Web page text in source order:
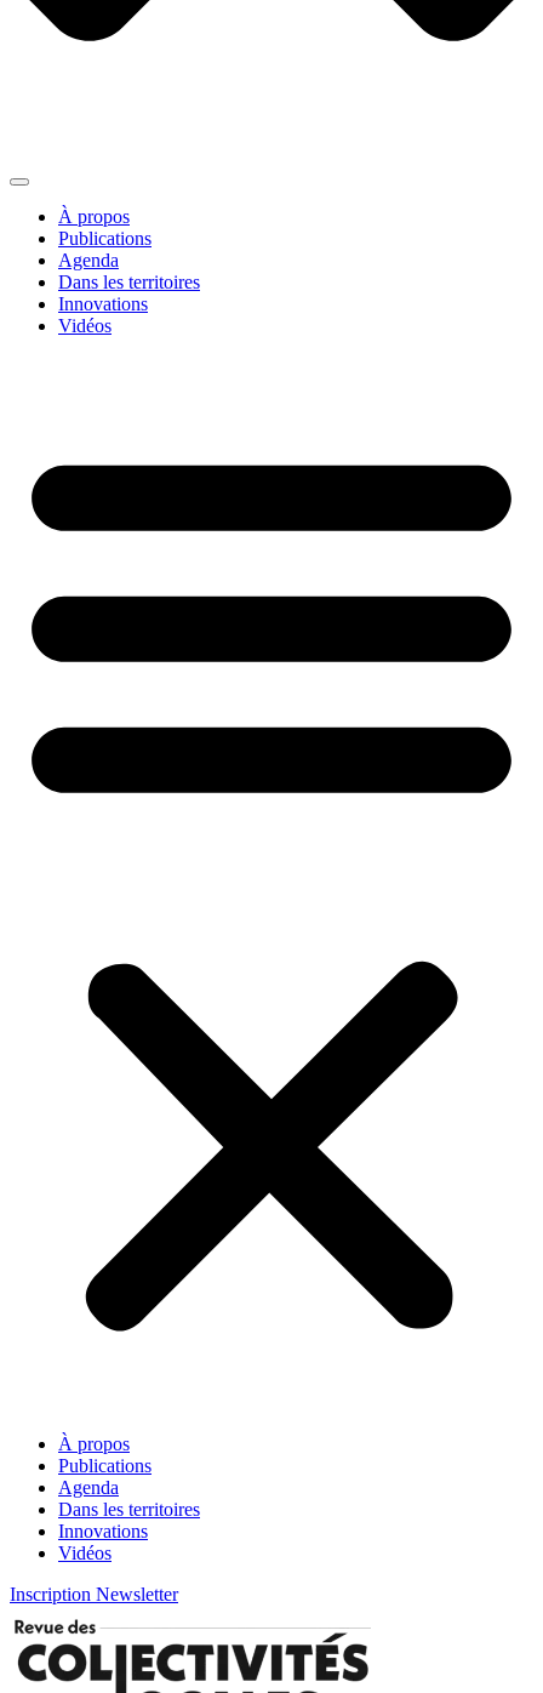
À propos
Publications
Agenda
Dans les territoires
Innovations
Vidéos
À propos
Publications
Agenda
Dans les territoires
Innovations
Vidéos
Inscription Newsletter